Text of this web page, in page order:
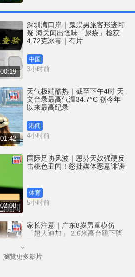
00:19
深圳湾口岸｜鬼祟男旅客形迹可
疑 海关闻出怪味「尿袋」检获
4.72克冰毒｜有片
中国
3小时前
01:42
天气极端酷热｜截至下午4时 天
文台录最高气温34.7°C 创今年
以来最高纪录
港闻
4小时前
02:08
国际足协风波｜恩芬天奴强硬反
击桃色丑闻！怒批媒体恶意诽谤
体育
5小时前
家长注意｜广东8岁男童模仿
「超人迪加」 2.6米高台跳下脚
中国
瀏覽更多影片